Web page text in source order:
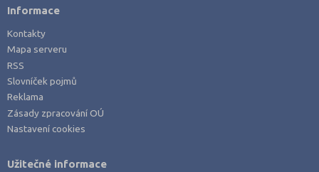
Informace
Kontakty
Mapa serveru
RSS
Slovníček pojmů
Reklama
Zásady zpracování OÚ
Nastavení cookies
Užitečné informace